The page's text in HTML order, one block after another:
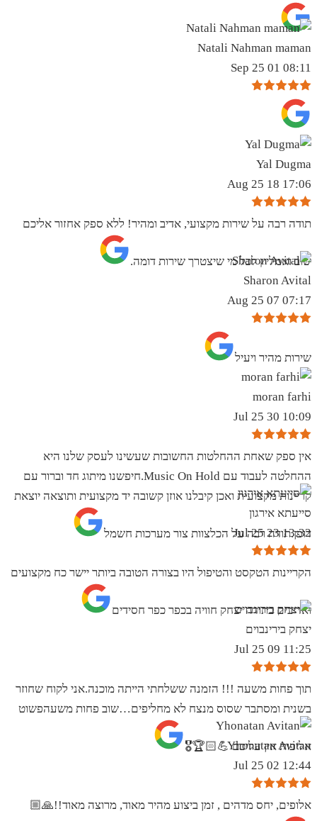
Natali Nahman maman
08:11 01 Sep 25
Yal Dugma
17:06 18 Aug 25
תודה רבה על שירות מקצועי, אדיב ומהיר! ללא ספק אחזור אליכם
שוב ואמליץ לכל מי שיצטרך שירות דומה.
Sharon Avital
07:17 07 Aug 25
שירות מהיר ויעיל
moran farhi
10:09 30 Jul 25
אין ספק שאחת ההחלטות החשובות שעשינו לעסק שלנו היא
ההחלטה לעבוד עם Music On Hold.חיפשנו מיתוג חד וברור עם
קריינות מקצועית ואכן קיבלנו אוזן קשובה יד מקצועית ותוצאה יוצאת
דופן.תודה רבה על הכלצוות צור מערכות חשמל
סייעתא אירגון
13:32 23 Jul 25
הקריינות הטקסט והטיפול היו בצורה הטובה ביותר יישר כח מקצועים
ואדיבים בתודה יצחק חוויה בכפר כפר חסידים
יצחק בירינבוים
11:25 09 Jul 25
תוך פחות משעה !!! הזמנה ששלחתי הייתה מוכנה.אני לקוח שחוזר
בשנית ומסתבר שסוס מנצח לא מחליפים…שוב פחות משעהפשוט
אליפות אין עליכם 💪🏻🏆🎖
Yhonatan Avitan
12:44 02 Jul 25
אלופים, יחס מדהים , זמן ביצוע מהיר מאוד, מרוצה מאוד!!🙏🏼